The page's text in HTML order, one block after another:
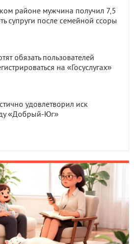
районе мужчина получил 7,5
супруги после семейной ссоры
обязать пользователей
на «Госуслугах»
удовлетворил иск
«Добрый-Юг»